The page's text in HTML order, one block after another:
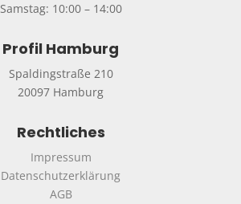
Samstag: 10:00 – 14:00
Profil Hamburg
Spaldingstraße 210
20097 Hamburg
Rechtliches
Impressum
Datenschutzerklärung
AGB